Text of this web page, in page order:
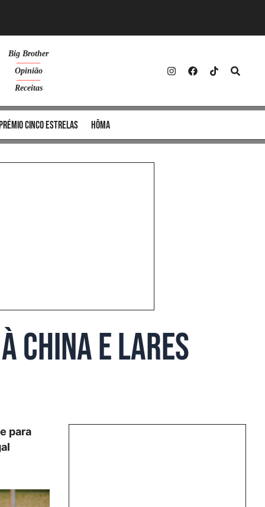
Big Brother
Opinião
Receitas
Cinco Estrelas Hôma
China e lares
para